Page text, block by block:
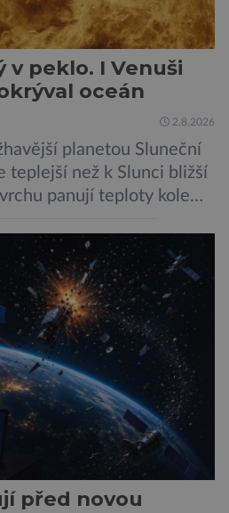
v peklo. I Venuši
oceán
2.8.2026
planetou Sluneční
teplejší než k Slunci bližší
panují teploty kolem
aby toho nebylo málo, z
kyseliny sírové. Zkrátka,
kterém by příčetný člověk
před novou